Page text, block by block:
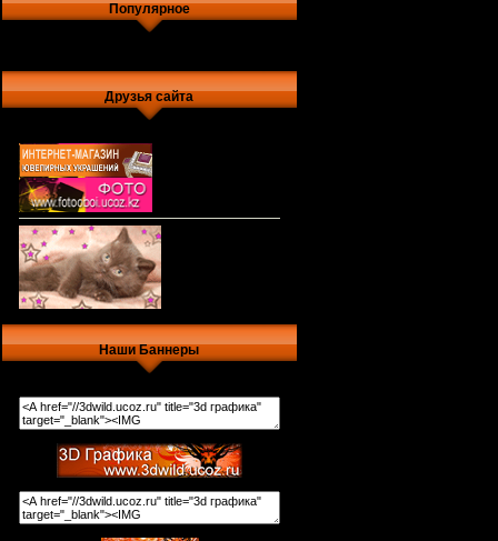
Популярное
Друзья сайта
Наши Баннеры